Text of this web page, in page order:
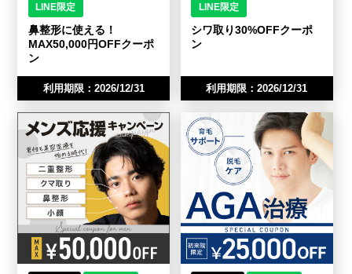
LINE限定
鼻整形に使える！
MAX50,000円OFFクーポ
ン
利用期限：2026/12/31
LINE限定
シワ取り30%OFFクーポ
ン
利用期限：2026/12/31